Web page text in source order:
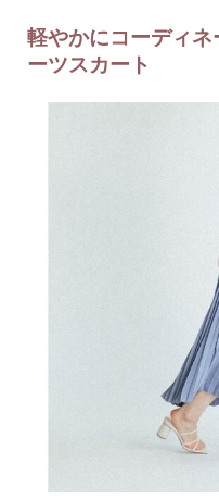
軽やかにコーディネ
ーツスカート